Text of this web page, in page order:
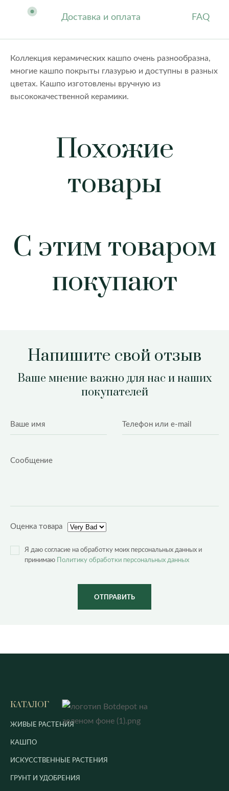
Доставка и оплата FAQ
Коллекция керамических кашпо очень разнообразна,
многие кашпо покрыты глазурью и доступны в разных
цветах. Кашпо изготовлены вручную из
высококачественной керамики.
Похожие
товары
С этим товаром
покупают
Напишите свой отзыв
Ваше мнение важно для нас и наших
покупателей
Оценка товара
Я даю согласие на обработку моих персональных данных и
принимаю
Политику обработки персональных данных
ОТПРАВИТЬ
КАТАЛОГ
ЖИВЫЕ РАСТЕНИЯ
КАШПО
ИСКУССТВЕННЫЕ РАСТЕНИЯ
ГРУНТ И УДОБРЕНИЯ